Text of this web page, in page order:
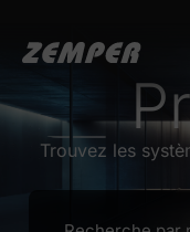
Trouvez les